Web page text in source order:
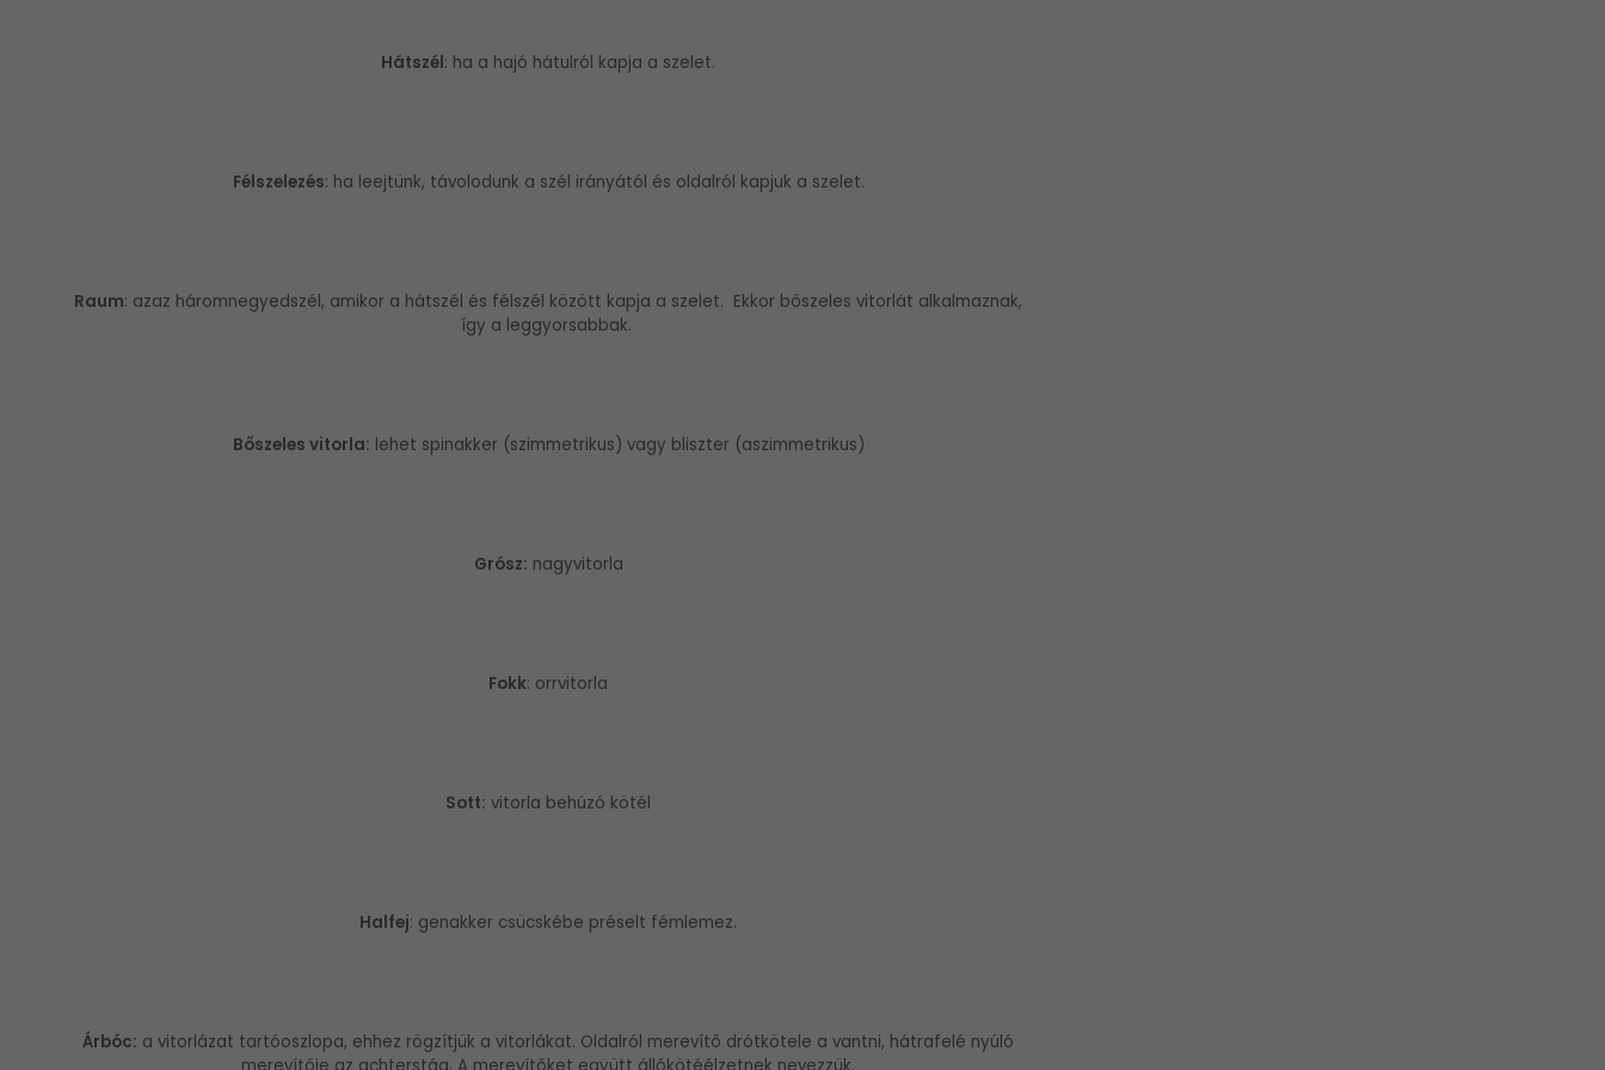
Hátszél: ha a hajó hátulról kapja a szelet.
Félszelezés: ha leejtünk, távolodunk a szél irányától és oldalról kapjuk a szelet.
Raum: azaz háromnegyedszél, amikor a hátszél és félszél között kapja a szelet. Ekkor bőszeles vitorlát alkalmaznak,
így a leggyorsabbak.
Bőszeles vitorla: lehet spinakker (szimmetrikus) vagy bliszter (aszimmetrikus)
Grósz: nagyvitorla
Fokk: orrvitorla
Sott: vitorla behúzó kötél
Halfej: genakker csücskébe préselt fémlemez.
Árbóc: a vitorlázat tartóoszlopa, ehhez rögzítjük a vitorlákat. Oldalról merevítő drótkötele a vantni, hátrafelé nyúló